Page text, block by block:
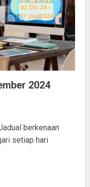
2024
berkenaan
setiap hari